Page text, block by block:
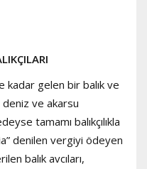
kadar gelen bir balık ve
deniz ve akarsu
tamamı balıkçılıkla
denilen vergiyi ödeyen
balık avcıları,